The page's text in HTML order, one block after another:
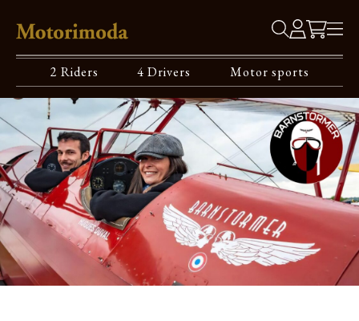
2 Riders 4 Drivers Motor sports